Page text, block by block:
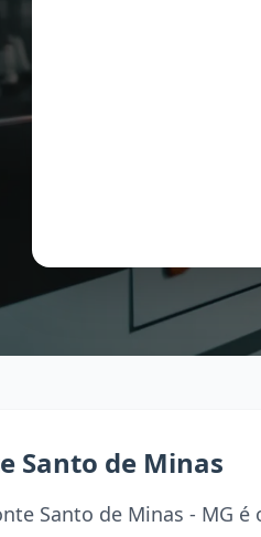
Santo de Minas
Santo de Minas - MG